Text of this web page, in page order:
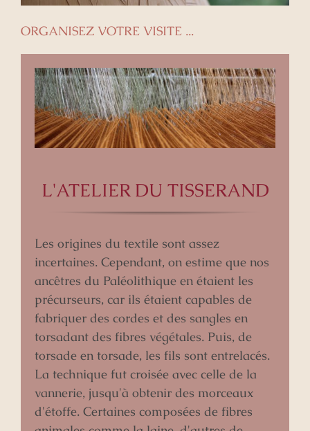
ORGANISEZ VOTRE VISITE ...
L'ATELIER DU TISSERAND
Les origines du textile sont assez
incertaines. Cependant, on estime que nos
ancêtres du Paléolithique en étaient les
précurseurs, car ils étaient capables de
fabriquer des cordes et des sangles en
torsadant des fibres végétales. Puis, de
torsade en torsade, les fils sont entrelacés.
La technique fut croisée avec celle de la
vannerie, jusqu'à obtenir des morceaux
d'étoffe. Certaines composées de fibres